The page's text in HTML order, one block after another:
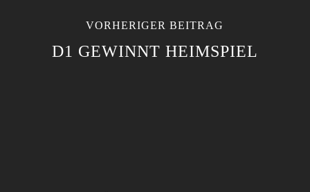
VORHERIGER BEITRAG
D1 GEWINNT HEIMSPIEL